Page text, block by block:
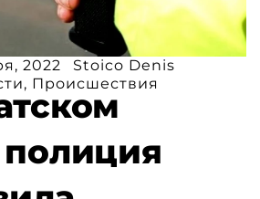
2022
Stoico Denis
, Происшествия